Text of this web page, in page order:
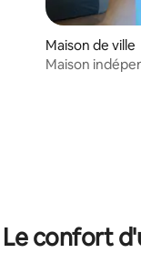
Maison de ville
Maison
Le confort